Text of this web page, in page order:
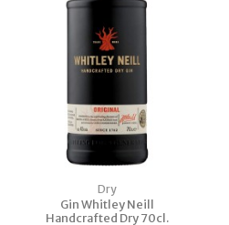
Dry
Gin Whitley Neill
Handcrafted Dry 70cl.